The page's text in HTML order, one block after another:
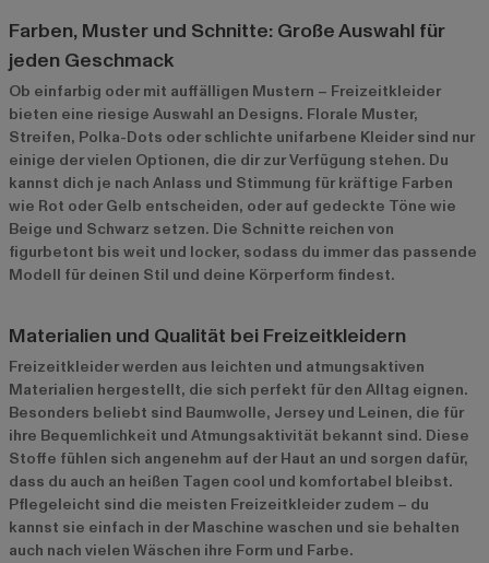
Farben, Muster und Schnitte: Große Auswahl für
jeden Geschmack
Ob einfarbig oder mit auffälligen Mustern – Freizeitkleider
bieten eine riesige Auswahl an Designs. Florale Muster,
Streifen, Polka-Dots oder schlichte unifarbene Kleider sind nur
einige der vielen Optionen, die dir zur Verfügung stehen. Du
kannst dich je nach Anlass und Stimmung für kräftige Farben
wie Rot oder Gelb entscheiden, oder auf gedeckte Töne wie
Beige und Schwarz setzen. Die Schnitte reichen von
figurbetont bis weit und locker, sodass du immer das passende
Modell für deinen Stil und deine Körperform findest.
Materialien und Qualität bei Freizeitkleidern
Freizeitkleider werden aus leichten und atmungsaktiven
Materialien hergestellt, die sich perfekt für den Alltag eignen.
Besonders beliebt sind Baumwolle, Jersey und Leinen, die für
ihre Bequemlichkeit und Atmungsaktivität bekannt sind. Diese
Stoffe fühlen sich angenehm auf der Haut an und sorgen dafür,
dass du auch an heißen Tagen cool und komfortabel bleibst.
Pflegeleicht sind die meisten Freizeitkleider zudem – du
kannst sie einfach in der Maschine waschen und sie behalten
auch nach vielen Wäschen ihre Form und Farbe.